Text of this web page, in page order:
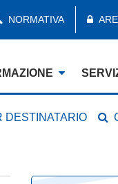
NORMATIVA
DESTINATARIO